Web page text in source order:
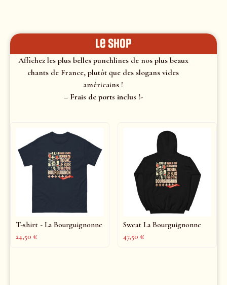
le shop
Affichez les plus belles punchlines de nos plus beaux
chants de France, plutôt que des slogans vides
américains !
– Frais de ports inclus !-
T-shirt - La Bourguignonne
24,50 €
Sweat La Bourguignonne
47,50 €